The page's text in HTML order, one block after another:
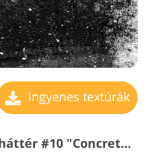
Ingyenes textúrák
Piszkos fekete és sárga háttér #10 "Concrete Floor "